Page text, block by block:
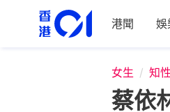
港聞 娛
女生 知
蔡依